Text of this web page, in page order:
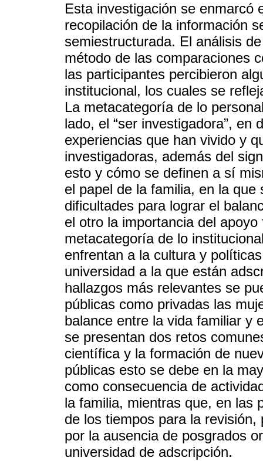
Esta investigación se enmarcó
recopilación de la información
semiestructurada. El análisis
método de las comparaciones
las participantes percibieron
institucional, los cuales se
La metacategoría de lo
lado, el “ser investigadora”, en
experiencias que han vivido y
investigadoras, además del
esto y cómo se definen a sí
el papel de la familia, en la
dificultades para lograr el
el otro la importancia del
metacategoría de lo
enfrentan a la cultura y
universidad a la que están
hallazgos más relevantes se
públicas como privadas las
balance entre la vida familiar y
se presentan dos retos
científica y la formación de
públicas esto se debe en la
como consecuencia de
la familia, mientras que, en las
de los tiempos para la
por la ausencia de posgrados
universidad de adscripción.